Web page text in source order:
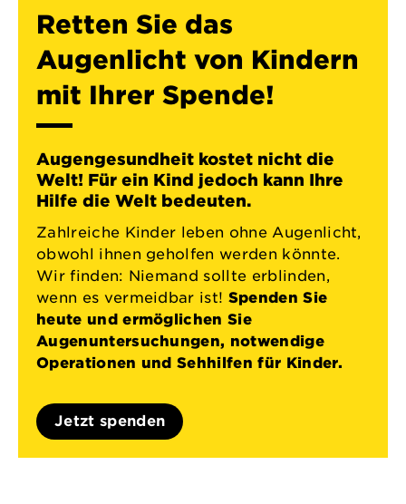
Retten Sie das
Augenlicht von Kindern
mit Ihrer Spende!
Augengesundheit kostet nicht die
Welt! Für ein Kind jedoch kann Ihre
Hilfe die Welt bedeuten.
Zahlreiche Kinder leben ohne Augenlicht,
obwohl ihnen geholfen werden könnte.
Wir finden: Niemand sollte erblinden,
wenn es vermeidbar ist! Spenden Sie
heute und ermöglichen Sie
Augenuntersuchungen, notwendige
Operationen und Sehhilfen für Kinder.
Jetzt spenden